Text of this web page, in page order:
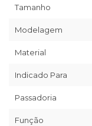
Tamanho
Modelagem
Material
Indicado Para
Passadoria
Função